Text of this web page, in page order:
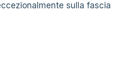
sulla fascia